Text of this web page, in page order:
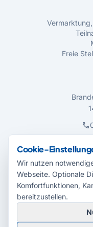
Freie
call
mail
08.00
Cookie-
Wir nutzen
Webseite. Optionale
Komfortfunktionen,
bereitzustellen.